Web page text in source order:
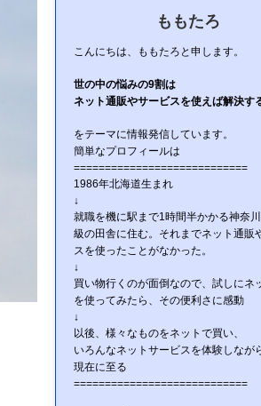
ももたろ
こんにちは、ももたろと申します。
世の中の悩みの9割は
ネット通販やサービスを使えば解決す
をテーマに情報発信しています。
簡単なプロフィールは
============================
1986年北海道生まれ
↓
就職を機に駅まで1時間半かかる神奈
級の田舎に住む。それまでネット通販
スを使ったことがなかった。
↓
買い物行くのが面倒なので、試しにネ
を使ってみたら、その便利さに感動
↓
以後、様々なものをネットで買い、
いろんなネットサービスを体験しなが
現在に至る
============================